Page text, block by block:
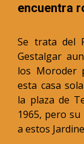
encuentra
Se trata del
Gestalgar
los Moroder
esta casa
la plaza de
1965, pero
a estos